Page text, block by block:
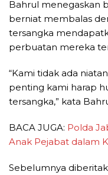
Bahrul menegaskan
berniat membalas
tersangka
perbuatan mereka
“Kami tidak ada
penting kami harap
tersangka,” kata
BACA JUGA: Polda
Anak Pejabat dalam
Sebelumnya